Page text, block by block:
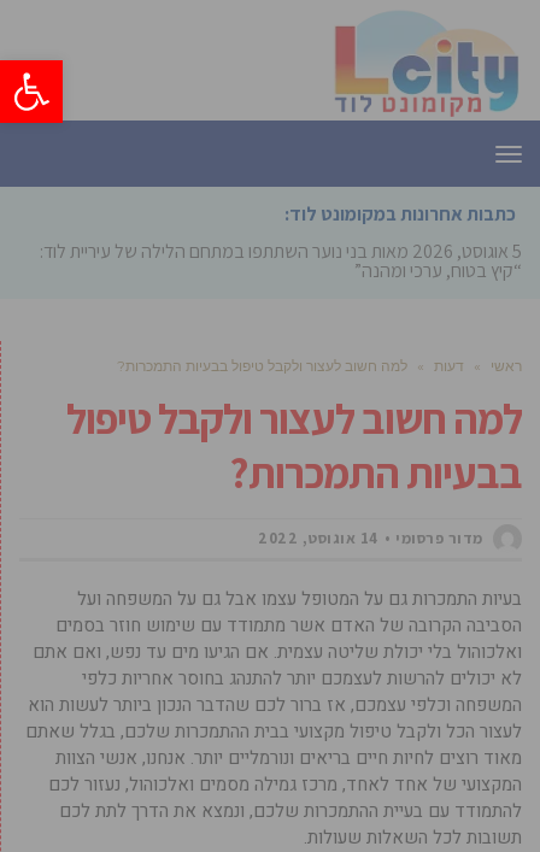
פתח
תפריט
כתבות אחרונות במקומונט לוד:
5 אוגוסט, 2026
מאות בני נוער השתתפו במתחם הלילה של עיריית לוד:
“קיץ בטוח, ערכי ומהנה”
ראשי » דעות » למה חשוב לעצור ולקבל טיפול בבעיות התמכרות?
למה חשוב לעצור ולקבל טיפול
בבעיות התמכרות?
מדור פרסומי 14 אוגוסט, 2022
‏בעיות התמכרות גם על המטופל עצמו אבל גם על המשפחה ועל
הסביבה הקרובה של האדם אשר מתמודד ‏עם שימוש חוזר בסמים
ואלכוהול בלי יכולת שליטה עצמית. ‏אם הגיעו מים עד נפש, ואם אתם
לא יכולים להרשות לעצמכם יותר להתנהג בחוסר אחריות כלפי
המשפחה וכלפי עצמכם, אז ברור לכם שהדבר הנכון ביותר לעשות הוא
לעצור הכל ולקבל טיפול מקצועי בבית ההתמכרות שלכם, בגלל שאתם
מאוד רוצים לחיות חיים בריאים ונורמליים יותר. אנחנו, אנשי הצוות
המקצועי של אחד לאחד, מרכז גמילה מסמים ואלכוהול, נעזור לכם
להתמודד עם בעיית ההתמכרות שלכם, ונמצא את הדרך לתת לכם
תשובות לכל השאלות שעולות.